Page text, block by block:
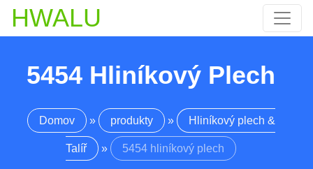
HWALU
5454 Hliníkový Plech
Domov » produkty » Hliníkový plech &
Talíř » 5454 hliníkový plech